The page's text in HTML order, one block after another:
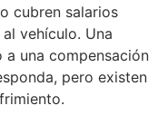
cubren salarios
vehículo. Una
una compensación
pero existen